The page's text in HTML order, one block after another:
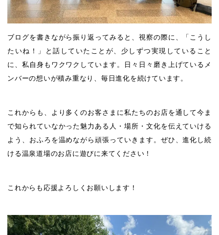
ブログを書きながら振り返ってみると、視察の際に、「こうし
たいね！」と話していたことが、少しずつ実現していること
に、私自身もワクワクしています。日々日々磨き上げているメ
ンバーの想いが積み重なり、毎日進化を続けています。
これからも、より多くのお客さまに私たちのお店を通して今ま
で知られていなかった魅力ある人・場所・文化を伝えていける
よう、おふろを温めながら頑張っていきます。ぜひ、進化し続
ける温泉道場のお店に遊びに来てください！
これからも応援よろしくお願いします！